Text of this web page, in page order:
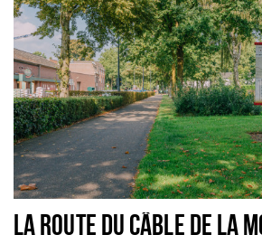
LA ROUTE DU CÂBLE DE LA